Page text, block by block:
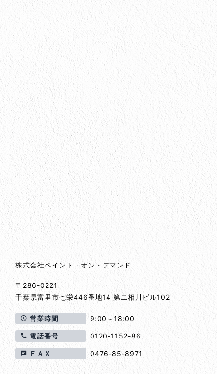
会社情報とサイトマップ
会社情報
株式会社ペイント・オン・デマンド
〒286-0221
千葉県富里市七栄446番地14 第二相川ビル102
営業時間 9:00～18:00
電話番号 0120-1152-86
ＦＡＸ 0476-85-8971